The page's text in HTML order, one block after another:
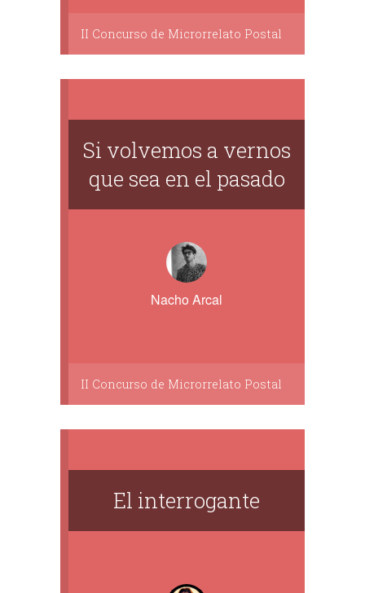
II Concurso de Microrrelato Postal
Si volvemos a vernos
que sea en el pasado
Nacho Arcal
II Concurso de Microrrelato Postal
El interrogante